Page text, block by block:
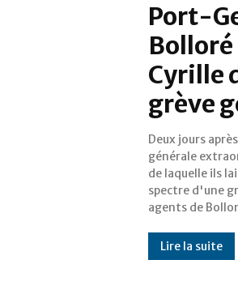
Port-
Cyrille
grève
Deux jours
générale
de laquelle ils
spectre d'une
agents de
mis leur
Réclamant
départ
Crest,
Lire la suite